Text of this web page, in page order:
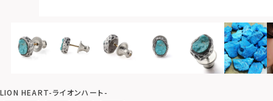
LION HEART-ライオンハート-